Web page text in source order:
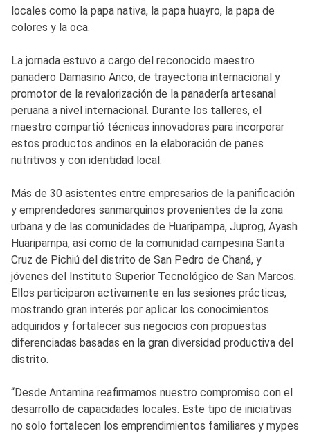
locales como la papa nativa, la papa huayro, la papa de
colores y la oca.
La jornada estuvo a cargo del reconocido maestro
panadero Damasino Anco, de trayectoria internacional y
promotor de la revalorización de la panadería artesanal
peruana a nivel internacional. Durante los talleres, el
maestro compartió técnicas innovadoras para incorporar
estos productos andinos en la elaboración de panes
nutritivos y con identidad local.
Más de 30 asistentes entre empresarios de la panificación
y emprendedores sanmarquinos provenientes de la zona
urbana y de las comunidades de Huaripampa, Juprog, Ayash
Huaripampa, así como de la comunidad campesina Santa
Cruz de Pichiú del distrito de San Pedro de Chaná, y
jóvenes del Instituto Superior Tecnológico de San Marcos.
Ellos participaron activamente en las sesiones prácticas,
mostrando gran interés por aplicar los conocimientos
adquiridos y fortalecer sus negocios con propuestas
diferenciadas basadas en la gran diversidad productiva del
distrito.
“Desde Antamina reafirmamos nuestro compromiso con el
desarrollo de capacidades locales. Este tipo de iniciativas
no solo fortalecen los emprendimientos familiares y mypes